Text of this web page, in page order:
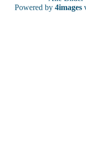
Powered by 4images